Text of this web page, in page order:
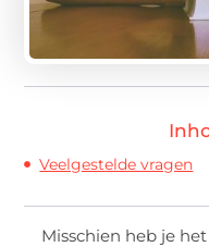
Veelgestelde vragen
Misschien heb je